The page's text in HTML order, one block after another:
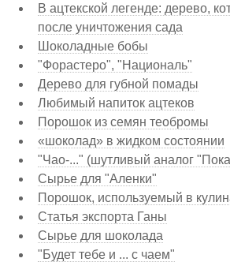
В ацтекской легенде: дерево,
после уничтожения сада
Шоколадные бобы
"Форастеро", "Националь"
Дерево для губной помады
Любимый напиток ацтеков
Порошок из семян теобромы
«шоколад» в жидком состоянии
"Чао-..." (шутливый аналог
Сырье для "Аленки"
Порошок, используемый в
Статья экспорта Ганы
Сырье для шоколада
"Будет тебе и ... с чаем"